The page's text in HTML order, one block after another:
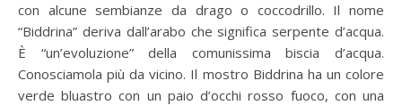
con alcune sembianze da drago o coccodrillo. Il nome
“Biddrina” deriva dall’arabo che significa serpente d’acqua.
È “un’evoluzione” della comunissima biscia d’acqua.
Conosciamola più da vicino. Il mostro Biddrina ha un colore
verde bluastro con un paio d’occhi rosso fuoco, con una